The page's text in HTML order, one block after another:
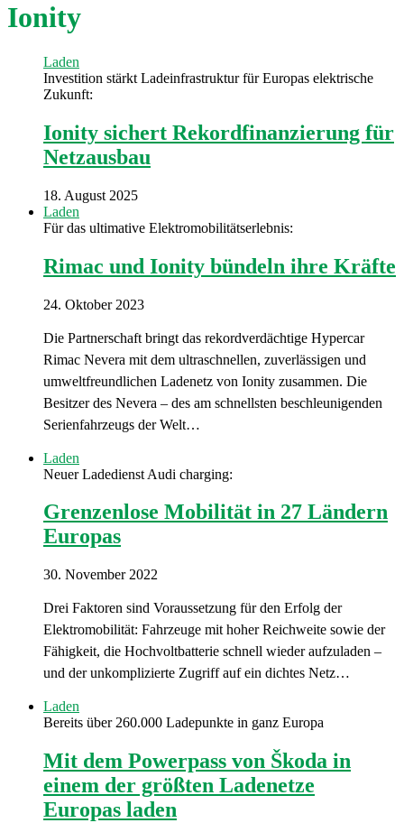
Ionity
Laden
Investition stärkt Ladeinfrastruktur für Europas elektrische
Zukunft:
Ionity sichert Rekordfinanzierung für
Netzausbau
18. August 2025
Laden
Für das ultimative Elektromobilitätserlebnis:
Rimac und Ionity bündeln ihre Kräfte
24. Oktober 2023
Die Partnerschaft bringt das rekordverdächtige Hypercar
Rimac Nevera mit dem ultraschnellen, zuverlässigen und
umweltfreundlichen Ladenetz von Ionity zusammen. Die
Besitzer des Nevera – des am schnellsten beschleunigenden
Serienfahrzeugs der Welt…
Laden
Neuer Ladedienst Audi charging:
Grenzenlose Mobilität in 27 Ländern
Europas
30. November 2022
Drei Faktoren sind Voraussetzung für den Erfolg der
Elektromobilität: Fahrzeuge mit hoher Reichweite sowie der
Fähigkeit, die Hochvoltbatterie schnell wieder aufzuladen –
und der unkomplizierte Zugriff auf ein dichtes Netz…
Laden
Bereits über 260.000 Ladepunkte in ganz Europa
Mit dem Powerpass von Škoda in
einem der größten Ladenetze
Europas laden